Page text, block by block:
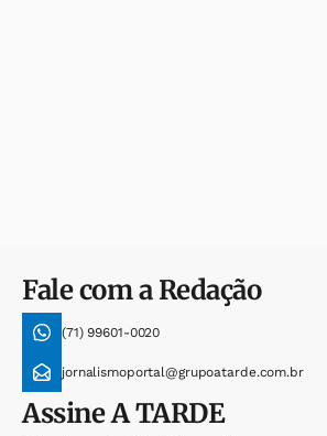
Fale com a Redação
(71) 99601-0020
jornalismoportal@grupoatarde.com.br
AssineA TARDE